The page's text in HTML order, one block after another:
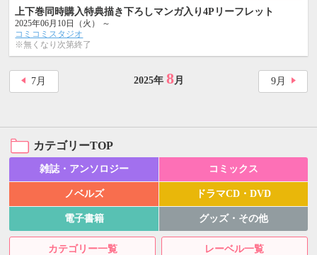
上下巻同時購入特典描き下ろしマンガ入り4Pリーフレット
2025年06月10日（火） ～
コミコミスタジオ
※無くなり次第終了
7月 9月
2025年 8月
カテゴリーTOP
雑誌・アンソロジー コミックス
ノベルズ ドラマCD・DVD
電子書籍 グッズ・その他
カテゴリー一覧 レーベル一覧